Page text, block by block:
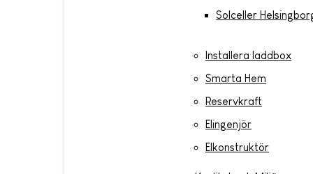
Solceller
Installera laddbox
Smarta Hem
Reservkraft
Elingenjör
Elkonstruktör